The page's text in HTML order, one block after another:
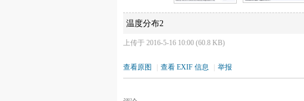
温度分布2
上传于 2016-5-16 10:00 (60.8 KB)
查看原图 查看 EXIF 信息 举报